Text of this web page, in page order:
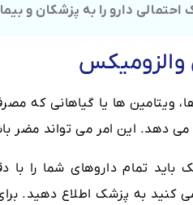
دارو را به پزشکان و
والزومیکس
ویتامین ها یا گیاهانی که
می دهد. این امر می تواند مضر
باید تمام داروهای شما را
کنید به پزشک اطلاع دهید.